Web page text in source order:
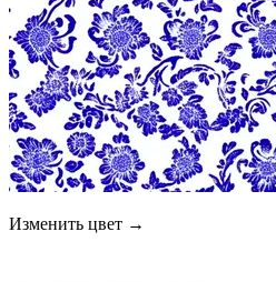
Изменить цвет →